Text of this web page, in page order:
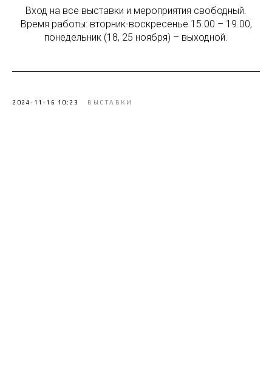
Вход на все выставки и мероприятия свободный.
Время работы: вторник-воскресенье 15.00 – 19.00,
понедельник (18, 25 ноября) – выходной.
2024-11-16 10:23 ВЫСТАВКИ